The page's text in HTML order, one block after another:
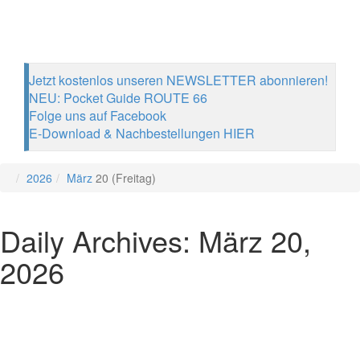
Jetzt kostenlos unseren NEWSLETTER abonnieren!
NEU: Pocket Guide ROUTE 66
Folge uns auf Facebook
E-Download & Nachbestellungen HIER
2026 März 20 (Freitag)
Daily Archives: März 20,
2026